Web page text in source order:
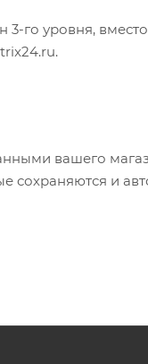
го уровня,
вашего
сохраняются и